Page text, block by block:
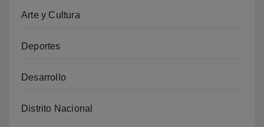
Arte y Cultura
Deportes
Desarrollo
Distrito Nacional